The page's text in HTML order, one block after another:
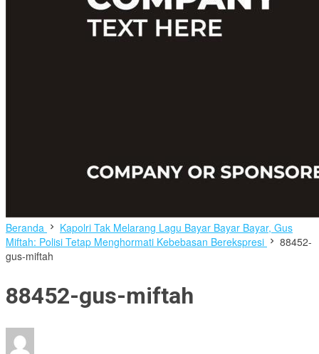
Beranda
Kapolri Tak Melarang Lagu Bayar Bayar Bayar, Gus
Miftah: Polisi Tetap Menghormati Kebebasan Berekspresi
88452-
gus-miftah
88452-gus-miftah